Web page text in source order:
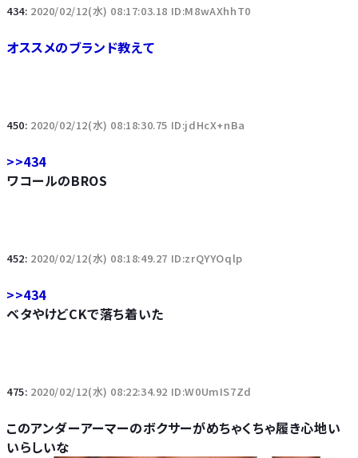
434: 2020/02/12(水) 08:17:03.18 ID:M8wAXhhT0
オススメのブランド教えて
450: 2020/02/12(水) 08:18:30.75 ID:jdHcX+nBa
>>434
ワコールのBROS
452: 2020/02/12(水) 08:18:49.27 ID:zrQYYOqlp
>>434
ベタやけどCKで落ち着いた
475: 2020/02/12(水) 08:22:34.92 ID:W0UmIS7Zd
このアンダーアーマーのボクサーがめちゃくちゃ履き心地い
いらしいな